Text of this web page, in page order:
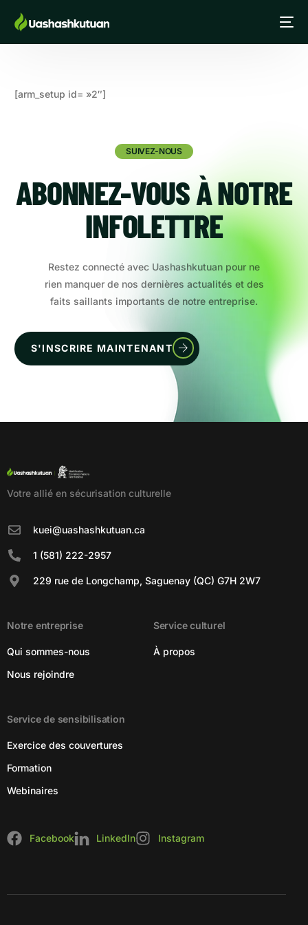
[arm_setup id= »2″]
SUIVEZ-NOUS
ABONNEZ-VOUS À NOTRE
INFOLETTRE
Restez connecté avec Uashashkutuan pour ne
rien manquer de nos dernières actualités et des
faits saillants importants de notre entreprise.
S'INSCRIRE MAINTENANT
Votre allié en sécurisation culturelle
kuei@uashashkutuan.ca
1 (581) 222-2957
229 rue de Longchamp, Saguenay (QC) G7H 2W7
Notre entreprise
Qui sommes-nous
Nous rejoindre
Service culturel
À propos
Service de sensibilisation
Exercice des couvertures
Formation
Webinaires
Facebook LinkedIn Instagram